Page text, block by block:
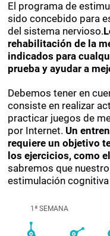
El programa de
sido concebido para
del sistema nervioso.
rehabilitación de la
indicados para
prueba y ayudar a
Debemos tener en
consiste en realizar
practicar juegos de
por Internet. Un
requiere un objetivo
los ejercicios, como
sabremos que
estimulación cognitiva
1ª SEMANA